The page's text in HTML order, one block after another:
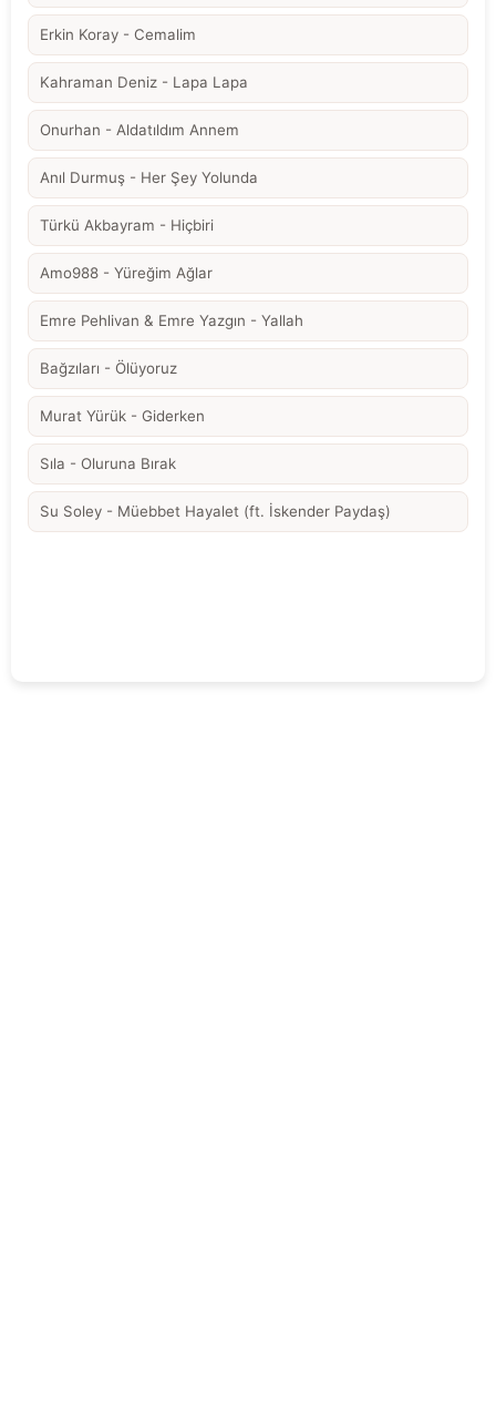
Erkin Koray - Cemalim
Kahraman Deniz - Lapa Lapa
Onurhan - Aldatıldım Annem
Anıl Durmuş - Her Şey Yolunda
Türkü Akbayram - Hiçbiri
Amo988 - Yüreğim Ağlar
Emre Pehlivan & Emre Yazgın - Yallah
Bağzıları - Ölüyoruz
Murat Yürük - Giderken
Sıla - Oluruna Bırak
Su Soley - Müebbet Hayalet (ft. İskender Paydaş)